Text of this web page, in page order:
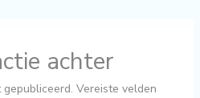
achter
Vereiste velden